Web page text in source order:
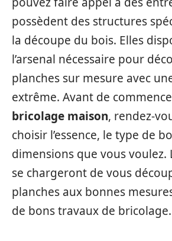
possèdent des structures
la découpe du bois. Elles
l’arsenal nécessaire pour
planches sur mesure avec
extrême. Avant de
bricolage maison, rendez-
choisir l’essence, le type de
dimensions que vous voulez.
se chargeront de vous
planches aux bonnes
de bons travaux de bricolage.